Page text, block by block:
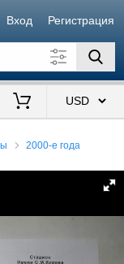
Вход Регистрация
2000-е года